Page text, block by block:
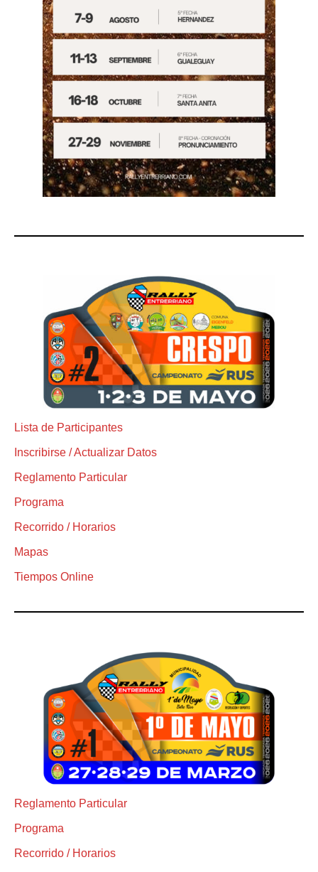
Lista de Participantes
Inscribirse / Actualizar Datos
Reglamento Particular
Programa
Recorrido / Horarios
Mapas
Tiempos Online
Reglamento Particular
Programa
Recorrido / Horarios